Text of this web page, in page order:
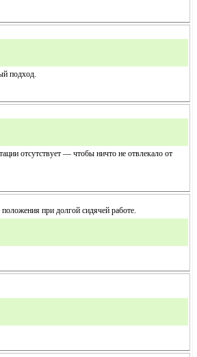
подход.
отсутствует — чтобы ничто не отвлекало от
при долгой сидячей работе.